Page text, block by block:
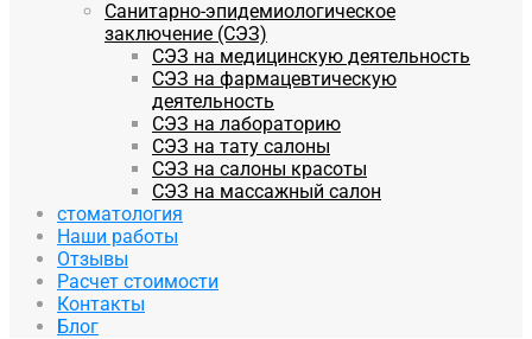
Санитарно-эпидемиологическое
заключение (СЭЗ)
СЭЗ на медицинскую деятельность
СЭЗ на фармацевтическую
деятельность
СЭЗ на лабораторию
СЭЗ на тату салоны
СЭЗ на салоны красоты
СЭЗ на массажный салон
стоматология
Наши работы
Отзывы
Расчет стоимости
Контакты
Блог